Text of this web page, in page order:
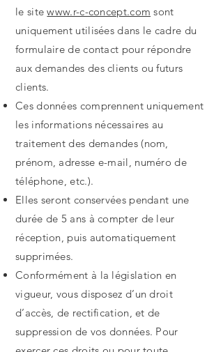
le sitewww.r-c-concept.com sont
uniquement utilisées dans le cadre du
formulaire de contact pour répondre
aux demandes des clients ou futurs
clients.
Ces données comprennent uniquement
les informations nécessaires au
traitement des demandes (nom,
prénom, adresse e-mail, numéro de
téléphone, etc.).
Elles seront conservées pendant une
durée de 5 ans à compter de leur
réception, puis automatiquement
supprimées.
Conformément à la législation en
vigueur, vous disposez d’un droit
d’accès, de rectification, et de
suppression de vos données. Pour